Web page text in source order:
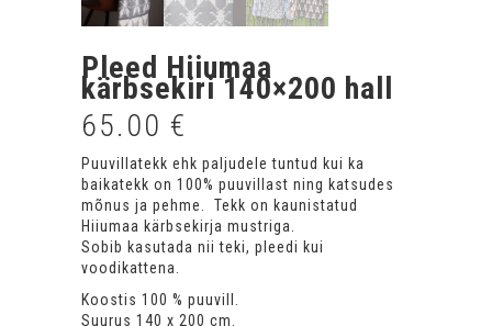
Pleed Hiiumaa
kärbsekiri 140×200 hall
65.00 €
Puuvillatekk ehk paljudele tuntud kui ka
baikatekk on 100% puuvillast ning katsudes
mõnus ja pehme. Tekk on kaunistatud
Hiiumaa kärbsekirja mustriga.
Sobib kasutada nii teki, pleedi kui
voodikattena.
Koostis 100 % puuvill.
Suurus 140 x 200 cm.